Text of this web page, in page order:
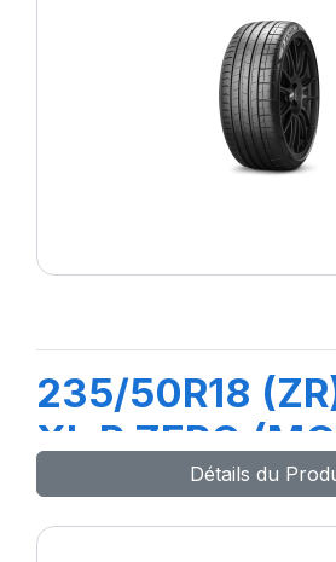
235/50R18
XL P ZERO
Détails du